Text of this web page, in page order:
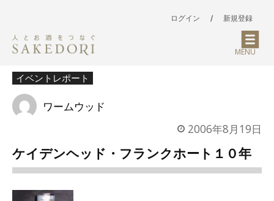
ログイン / 新規登録
MENU
イベントレポート
ワームウッド
2006年8月19日
ケイデンヘッド・フランクホート１０年